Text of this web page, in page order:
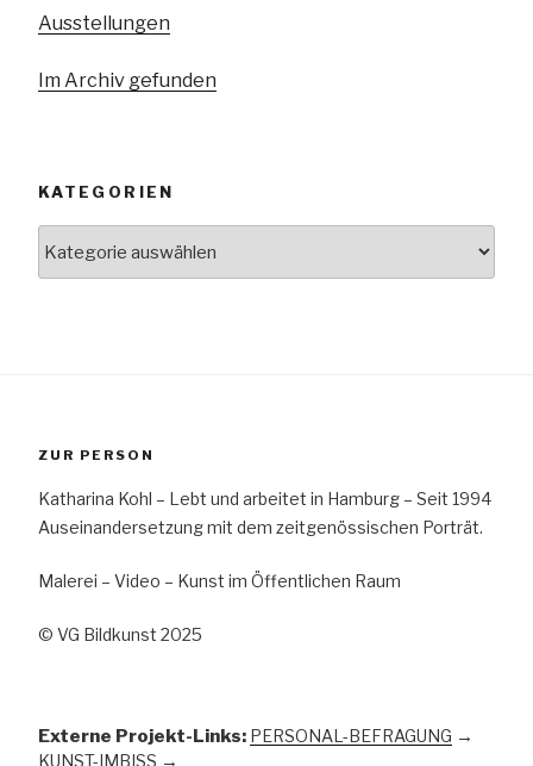
Ausstellungen
Im Archiv gefunden
KATEGORIEN
ZUR PERSON
Katharina Kohl – Lebt und arbeitet in Hamburg – Seit 1994
Auseinandersetzung mit dem zeitgenössischen Porträt.
Malerei – Video – Kunst im Öffentlichen Raum
© VG Bildkunst 2025
Externe Projekt-Links: PERSONAL-BEFRAGUNG →
KUNST-IMBISS →